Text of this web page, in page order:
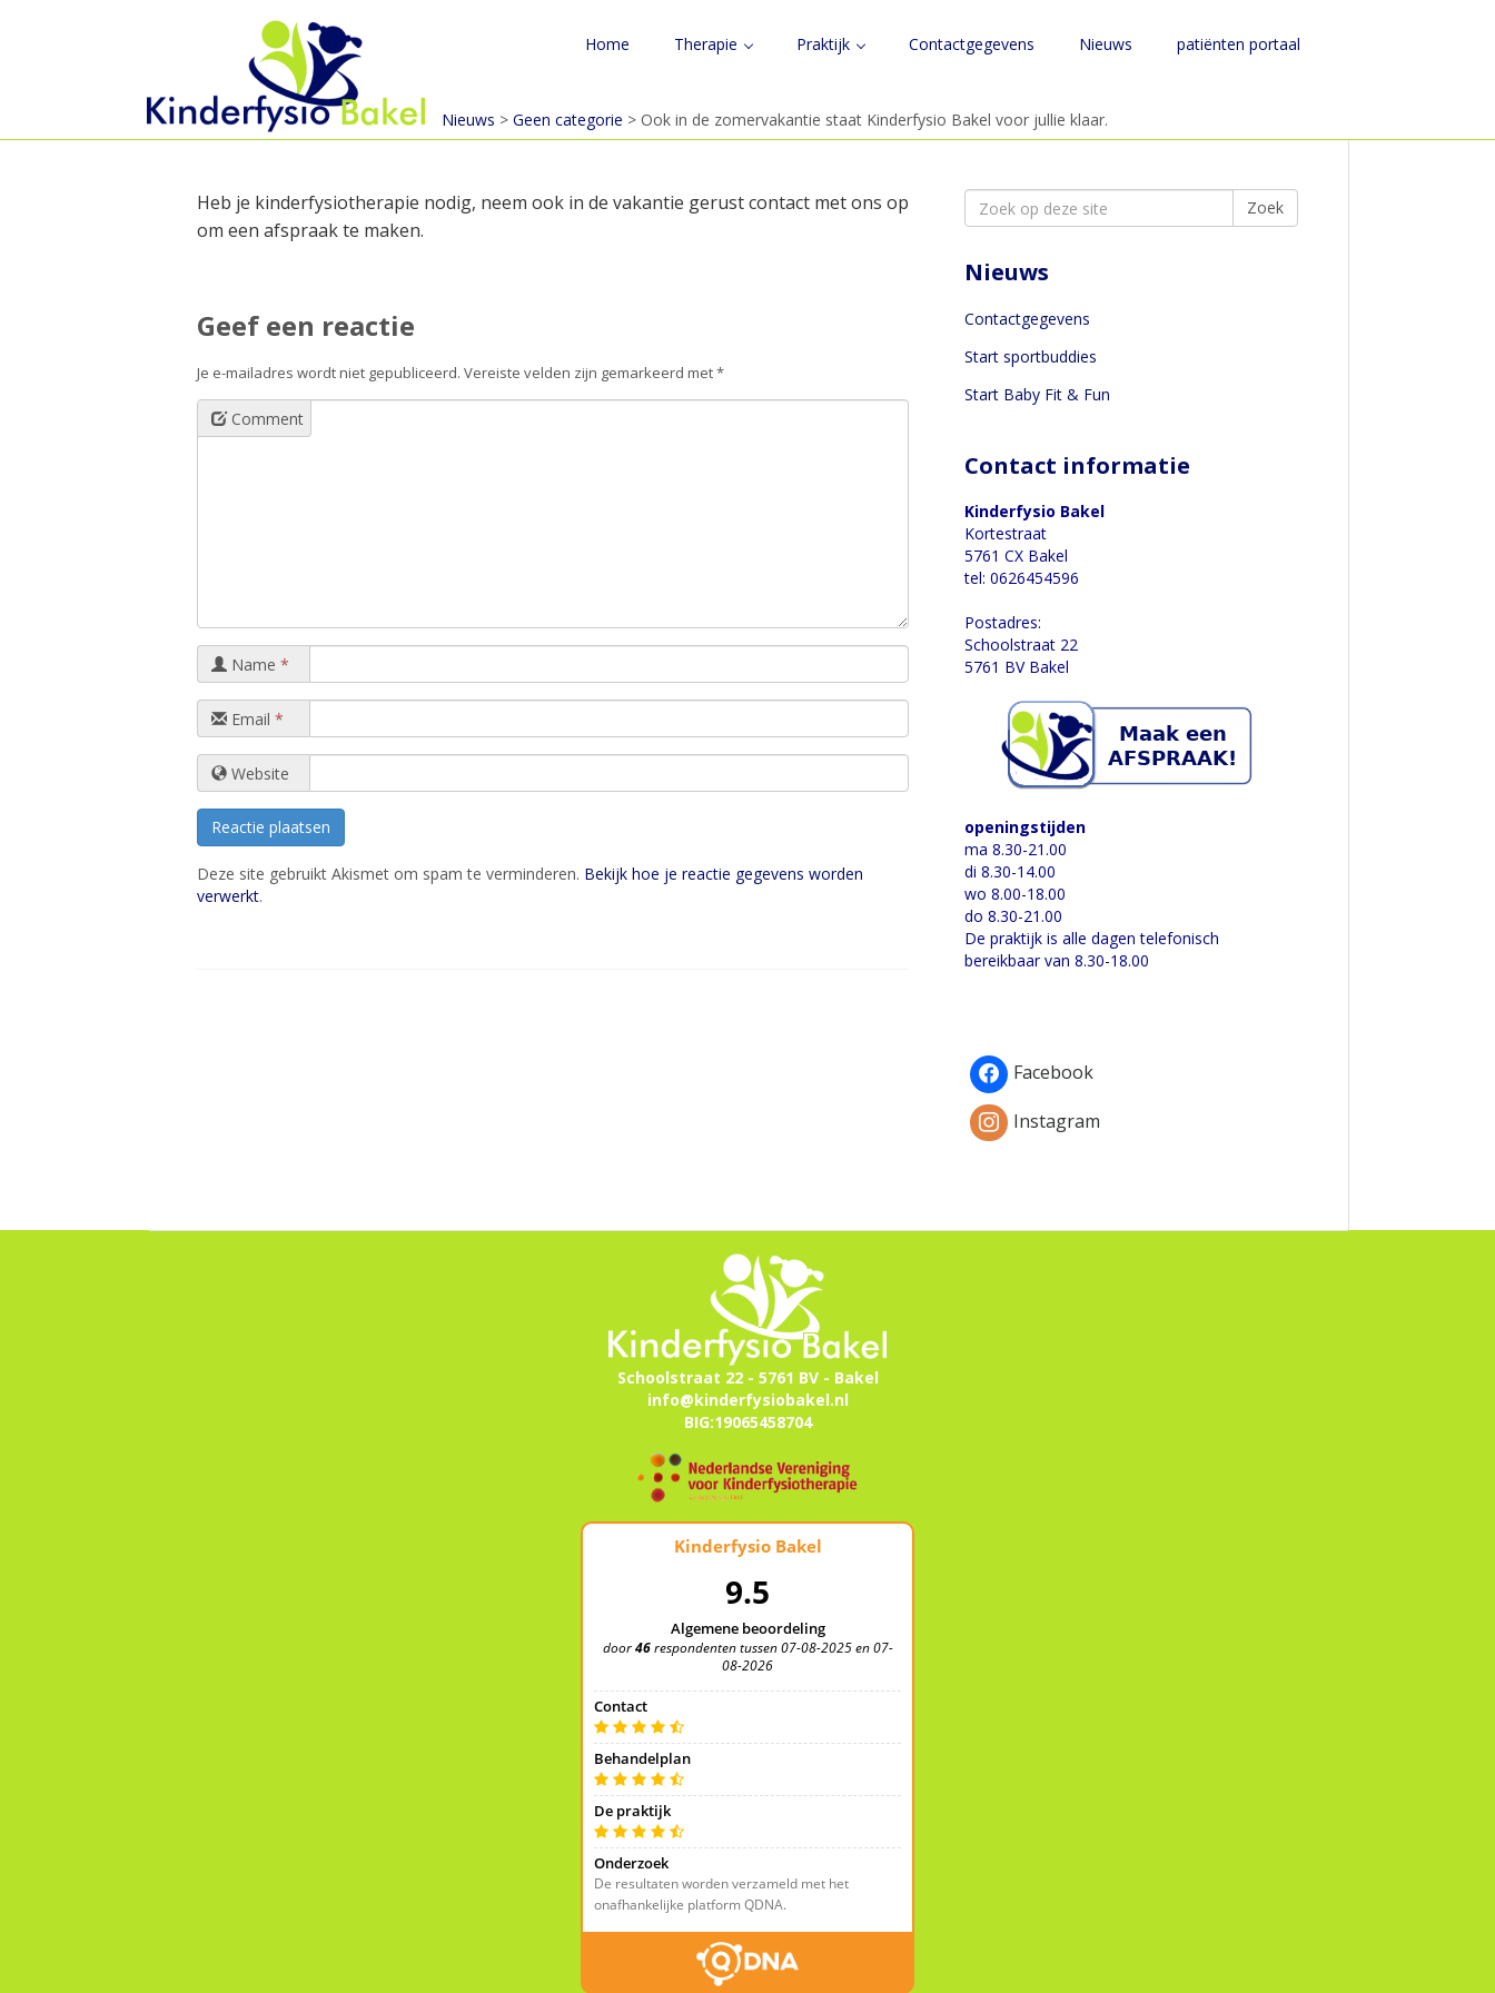
content
Nieuws > Geen categorie > Ook in de zomervakantie staat Kinderfysio Bakel voor jullie klaar.
Home Therapie Praktijk Contactgegevens Nieuws patiënten portaal
Heb je kinderfysiotherapie nodig, neem ook in de vakantie gerust contact met ons op
om een afspraak te maken.
Geef een reactie
Je e-mailadres wordt niet gepubliceerd. Vereiste velden zijn gemarkeerd met*
Comment
Name *
Email *
Website
Deze site gebruikt Akismet om spam te verminderen. Bekijk hoe je reactie gegevens worden
verwerkt.
Search
for:
Zoek
Nieuws
Contactgegevens
Start sportbuddies
Start Baby Fit & Fun
Contact informatie
Kinderfysio Bakel
Kortestraat
5761 CX Bakel
tel: 0626454596
Postadres:
Schoolstraat 22
5761 BV Bakel
openingstijden
ma 8.30-21.00
di 8.30-14.00
wo 8.00-18.00
do 8.30-21.00
De praktijk is alle dagen telefonisch
bereikbaar van 8.30-18.00
Facebook
Instagram
Schoolstraat 22 - 5761 BV - Bakel
info@kinderfysiobakel.nl
BIG:19065458704